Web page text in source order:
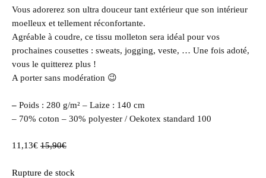
Vous adorerez son ultra douceur tant extérieur que son intérieur
moelleux et tellement réconfortante.
Agréable à coudre, ce tissu molleton sera idéal pour vos
prochaines cousettes : sweats, jogging, veste, … Une fois adoté,
vous le quitterez plus !
A porter sans modération 😉
– Poids : 280 g/m² – Laize : 140 cm
– 70% coton – 30% polyester / Oekotex standard 100
11,13€ 15,90€
Rupture de stock